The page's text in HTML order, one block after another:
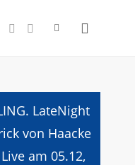
LateNight
von Haacke
am 05.12,